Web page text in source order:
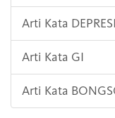
Arti Kata
Arti Kata GI
Arti Kata